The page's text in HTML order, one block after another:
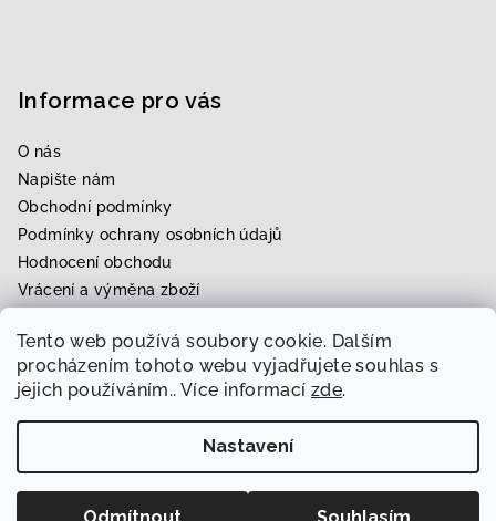
Tento web používá soubory cookie. Dalším
procházením tohoto webu vyjadřujete souhlas s
jejich používáním.. Více informací zde.
Nastavení
Informace pro vás
O nás
Napište nám
Obchodní podmínky
Podmínky ochrany osobních údajů
Hodnocení obchodu
Vrácení a výměna zboží
Rezervace zkoušky
Upravit nastavení cookies